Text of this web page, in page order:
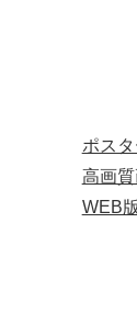
ポス
高画
WEB